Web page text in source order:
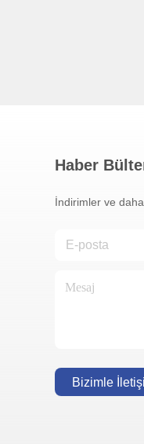
Haber
İndirimler ve
Bizimle